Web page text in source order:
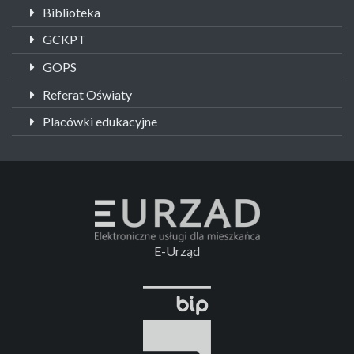
Biblioteka
GCKPT
GOPS
Referat Oświaty
Placówki edukacyjne
E-Urząd